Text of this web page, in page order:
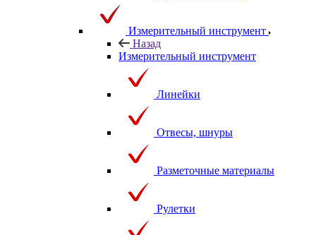
Измерительный инструмент
Назад
Измерительный инструмент
Линейки
Отвесы, шнуры
Разметочные материалы
Рулетки